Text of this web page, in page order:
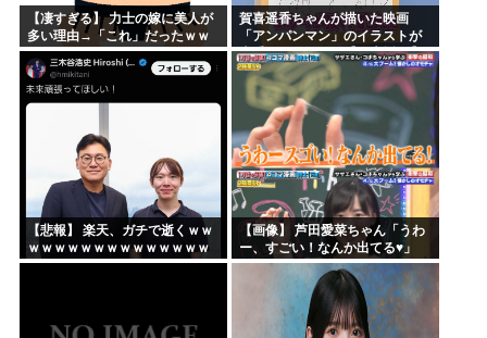
【凄すぎる】 力士の嫁に美人が
多い理由→「これ」だったｗｗ
ｗｗｗｗｗ
賀喜遥香ちゃんが描いた映画
「アンパンマン」のイラストが
上手すぎる！！！【乃木坂46】
【悲報】 楽天、ガチで逝くｗｗ
ｗｗｗｗｗｗｗｗｗｗｗｗｗｗ
ｗｗｗｗ
【画像】 芦田愛菜ちゃん「うわ
ー、すごい！なんか出てる♥」